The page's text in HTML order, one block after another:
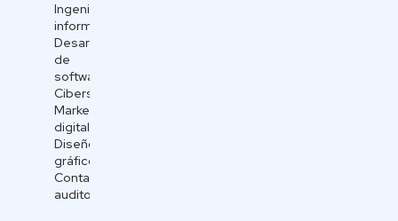
Ingeniería
informática
Desarrollo
de
software
Ciberseguridad
Marketing
digital
Diseño
gráfico
Contador
auditor